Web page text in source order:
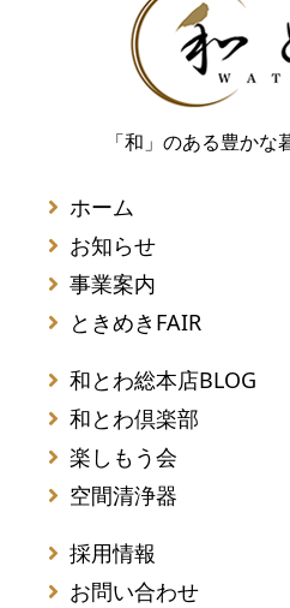
「和」のある豊かな
ホーム
お知らせ
事業案内
ときめきFAIR
和とわ総本店BLOG
和とわ倶楽部
楽しもう会
空間清浄器
採用情報
お問い合わせ